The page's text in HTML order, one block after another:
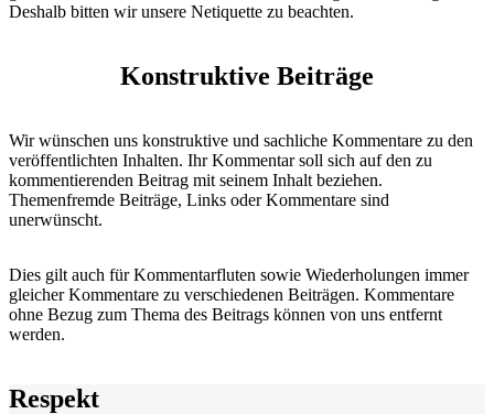
Deshalb bitten wir unsere Netiquette zu beachten.
Konstruktive Beiträge
Wir wünschen uns konstruktive und sachliche Kommentare zu den
veröffentlichten Inhalten. Ihr Kommentar soll sich auf den zu
kommentierenden Beitrag mit seinem Inhalt beziehen.
Themenfremde Beiträge, Links oder Kommentare sind
unerwünscht.
Dies gilt auch für Kommentarfluten sowie Wiederholungen immer
gleicher Kommentare zu verschiedenen Beiträgen. Kommentare
ohne Bezug zum Thema des Beitrags können von uns entfernt
werden.
Respekt